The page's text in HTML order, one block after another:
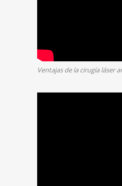
Ventajas de la cirugía láser